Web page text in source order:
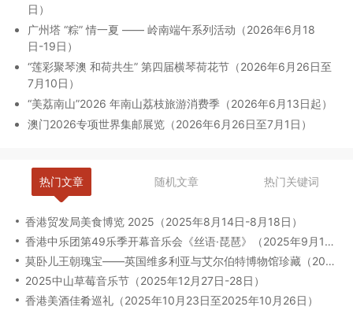
日）
广州塔 “粽” 情一夏 —— 岭南端午系列活动（2026年6月18
日-19日）
“莲彩聚琴澳 和荷共生” 第四届横琴荷花节（2026年6月26日至
7月10日）
“美荔南山”2026 年南山荔枝旅游消费季（2026年6月13日起）
澳门2026专项世界集邮展览（2026年6月26日至7月1日）
热门文章 随机文章 热门关键词
香港贸发局美食博览 2025（2025年8月14日-8月18日）
香港中乐团第49乐季开幕音乐会《丝语·琵琶》（2025年9月12日至13日）
莫卧儿王朝瑰宝——英国维多利亚与艾尔伯特博物馆珍藏（2025年8月6日-2026年2月23日）
2025中山草莓音乐节（2025年12月27日-28日）
香港美酒佳肴巡礼（2025年10月23日至2025年10月26日）